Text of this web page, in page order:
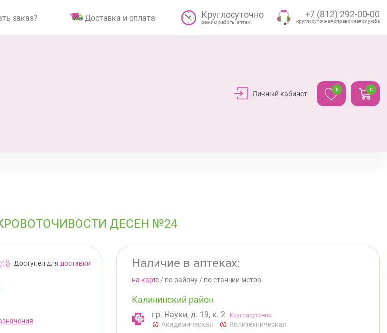
заказ? Доставка и оплата Круглосуточно
режим работы аптек
+7 (812) 292-00-00
круглосуточная справочная служба
Личный кабинет
0 0
ДЕСЕН №24
Доступен для доставки Наличие в аптеках:
на карте / по району / по станции метро
Калининский район
пр. Науки, д. 19, к. 2 Круглосуточно
Академическая Политехническая